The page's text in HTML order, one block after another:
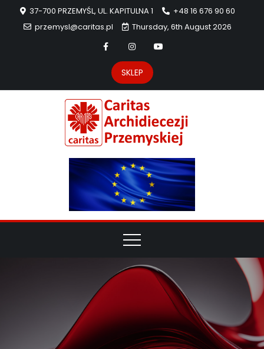
37-700 PRZEMYŚL, UL. KAPITULNA 1
+48 16 676 90 60
przemysl@caritas.pl
Thursday, 6th August 2026
SKLEP